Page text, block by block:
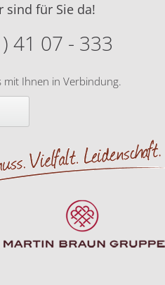
sind für Sie da!
41 07 - 333
mit Ihnen in Verbindung.